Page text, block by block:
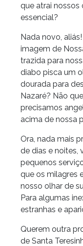
que atrai nossos
essencial?
Nada novo,
imagem de
trazida para
diabo pisca um
dourada para
Nazaré? Não
precisamos
acima de nossa
Ora, nada mais
de dias e noites,
pequenos
que os milagres
nosso olhar de
Para algumas
estranhas e
Querem outra
de Santa